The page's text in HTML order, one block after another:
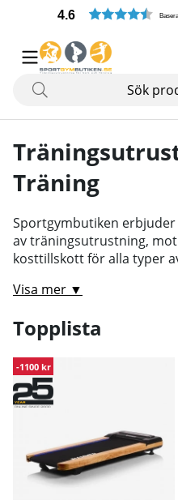
4.6
Träning
Sportgymbutiken
av träningsutrustning,
kosttillskott för alla typer
Visa mer ▼
Topplista
-1100 kr